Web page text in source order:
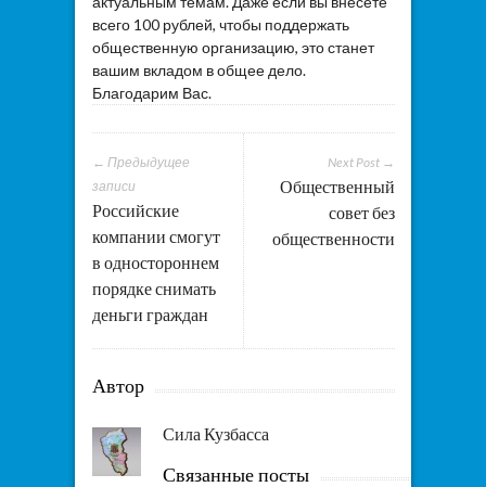
всего 100 рублей, чтобы поддержать
общественную организацию, это станет
вашим вкладом в общее дело.
Благодарим Вас.
Next Post →
Общественный
совет без
общественности
← Предыдущее
записи
Российские
компании смогут
в одностороннем
порядке снимать
деньги граждан
Автор
Сила Кузбасса
Связанные посты